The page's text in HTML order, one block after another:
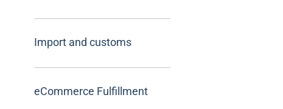
Import and customs
eCommerce Fulfillment